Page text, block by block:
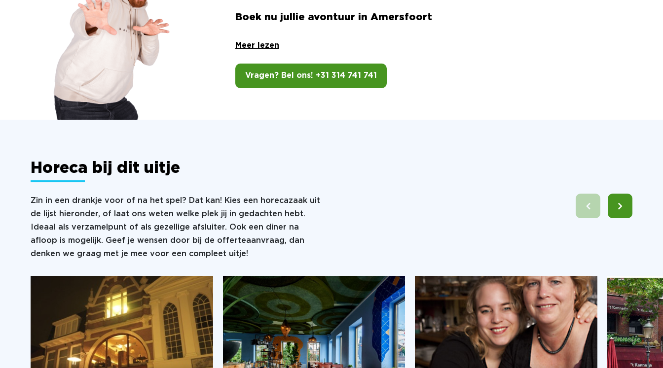
Boek nu jullie avontuur in Amersfoort
Meer lezen
Vragen? Bel ons! +31 314 741 741
Horeca bij dit uitje
Zin in een drankje voor of na het spel? Dat kan! Kies een horecazaak uit
de lijst hieronder, of laat ons weten welke plek jij in gedachten hebt.
Ideaal als verzamelpunt of als gezellige afsluiter. Ook een diner na
afloop is mogelijk. Geef je wensen door bij de offerteaanvraag, dan
denken we graag met je mee voor een compleet uitje!